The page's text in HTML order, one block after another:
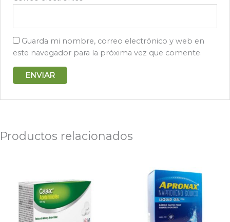
Guarda mi nombre, correo electrónico y web en
este navegador para la próxima vez que comente.
Productos relacionados